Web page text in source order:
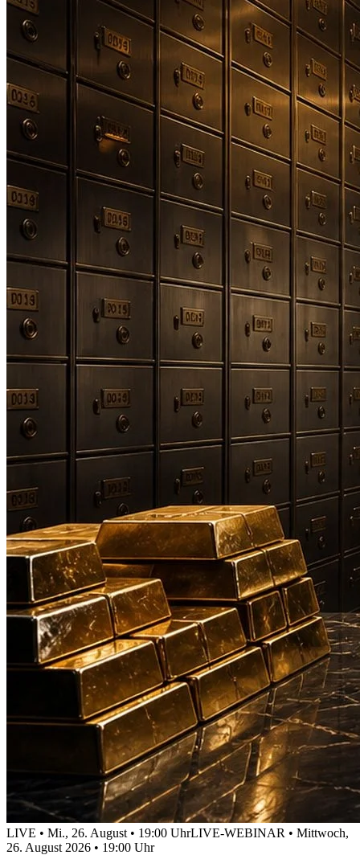
LIVE • Mi., 26. August • 19:00 UhrLIVE-WEBINAR • Mittwoch,
26. August 2026 • 19:00 Uhr